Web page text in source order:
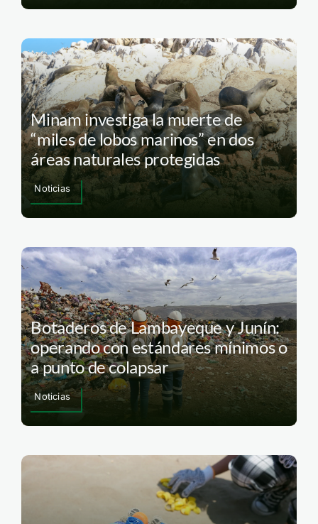
Minam investiga la muerte de
“miles de lobos marinos” en dos
áreas naturales protegidas
Noticias
Botaderos de Lambayeque y Junín:
operando con estándares mínimos o
a punto de colapsar
Noticias